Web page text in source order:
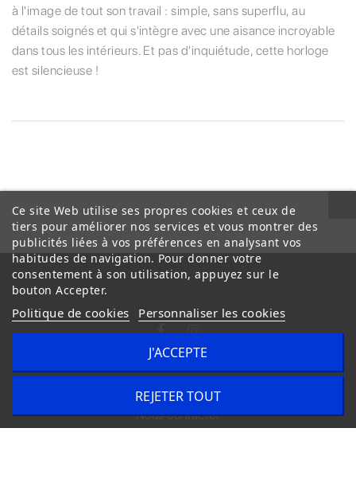
à l'image de tout son travail : simple, sans superflu, au
détails soignés et qui s'intègre avec une aisance incroyable
dans tous les intérieurs. Et pas d'inquiétude, cette horloge
est silencieuse !
Conditions Générales de Vente
Nous contacter
Ce site Web utilise ses propres cookies et ceux de
tiers pour améliorer nos services et vous montrer des
publicités liées à vos préférences en analysant vos
habitudes de navigation. Pour donner votre
consentement à son utilisation, appuyez sur le
bouton Accepter.
Politique de cookies Personnaliser les cookies
REJETER TOUT
J'ACCEPTE